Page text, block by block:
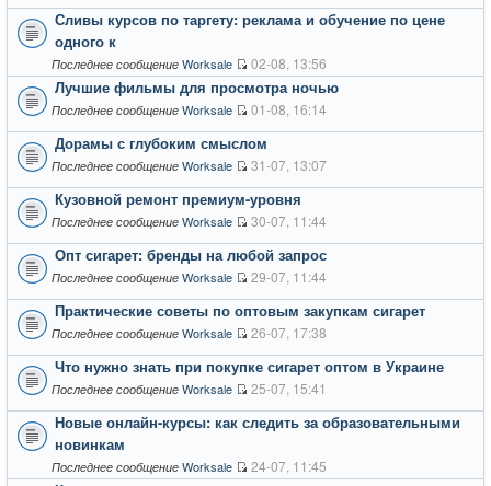
Сливы курсов по таргету: реклама и обучение по цене
одного к
Последнее сообщение Worksale 02-08, 13:56
Лучшие фильмы для просмотра ночью
Последнее сообщение Worksale 01-08, 16:14
Дорамы с глубоким смыслом
Последнее сообщение Worksale 31-07, 13:07
Кузовной ремонт премиум-уровня
Последнее сообщение Worksale 30-07, 11:44
Опт сигарет: бренды на любой запрос
Последнее сообщение Worksale 29-07, 11:44
Практические советы по оптовым закупкам сигарет
Последнее сообщение Worksale 26-07, 17:38
Что нужно знать при покупке сигарет оптом в Украине
Последнее сообщение Worksale 25-07, 15:41
Новые онлайн-курсы: как следить за образовательными
новинкам
Последнее сообщение Worksale 24-07, 11:45